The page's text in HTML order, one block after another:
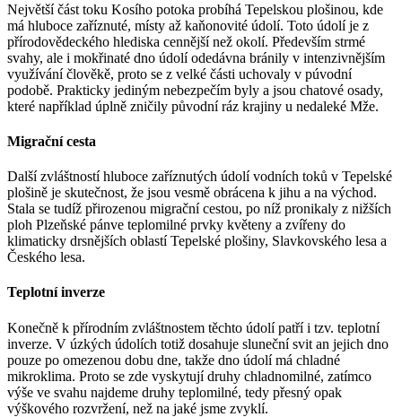
Největší část toku Kosího potoka probíhá Tepelskou plošinou, kde
má hluboce zaříznuté, místy až kaňonovité údolí. Toto údolí je z
přírodovědeckého hlediska cennější než okolí. Především strmé
svahy, ale i mokřinaté dno údolí odedávna bránily v intenzivnějším
využívání člověkě, proto se z velké části uchovaly v púvodní
podobě. Prakticky jediným nebezpečím byly a jsou chatové osady,
které například úplně zničily původní ráz krajiny u nedaleké Mže.
Migrační cesta
Další zvláštností hluboce zaříznutých údolí vodních toků v Tepelské
plošině je skutečnost, že jsou vesmě obrácena k jihu a na východ.
Stala se tudíž přirozenou migrační cestou, po níž pronikaly z nižších
ploh Plzeňské pánve teplomilné prvky květeny a zvířeny do
klimaticky drsnějších oblastí Tepelské plošiny, Slavkovského lesa a
Českého lesa.
Teplotní inverze
Konečně k přírodním zvláštnostem těchto údolí patří i tzv. teplotní
inverze. V úzkých údolích totiž dosahuje sluneční svit an jejich dno
pouze po omezenou dobu dne, takže dno údolí má chladné
mikroklima. Proto se zde vyskytují druhy chladnomilné, zatímco
výše ve svahu najdeme druhy teplomilné, tedy přesný opak
výškového rozvržení, než na jaké jsme zvyklí.